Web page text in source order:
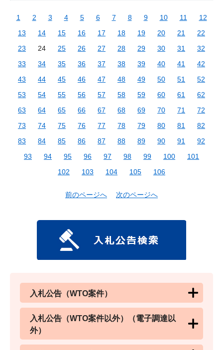
1 2 3 4 5 6 7 8 9 10 11
12
13
14 15 16 17 18 19 20 21
22
23
24 25 26 27 28 29 30 31
32
33
34 35 36 37 38 39 40 41
42
43
44 45 46 47 48 49 50 51
52
53
54 55 56 57 58 59 60 61
62
63
64 65 66 67 68 69 70 71
72
73
74 75 76 77 78 79 80 81
82
83
84 85 86 87 88 89 90 91
92
93
94 95 96 97 98 99 100
101
102
103 104 105 106
前のページへ 次のページへ
入札公告（WTO案件）
入札公告（WTO案件以外）（電子調達以
外）